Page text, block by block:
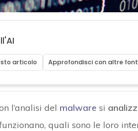
articolo Approfondisci con altre
l’analisi del malware si
quali sono le loro